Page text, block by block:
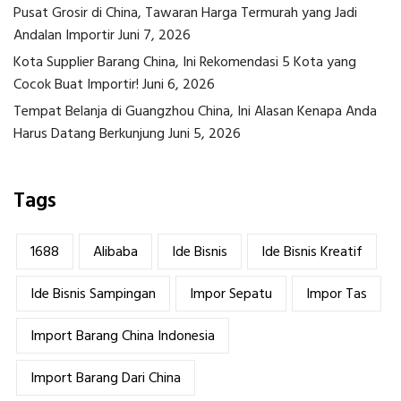
Pusat Grosir di China, Tawaran Harga Termurah yang Jadi
Andalan ImportirJuni 7, 2026
Kota Supplier Barang China, Ini Rekomendasi 5 Kota yang
Cocok Buat Importir!Juni 6, 2026
Tempat Belanja di Guangzhou China, Ini Alasan Kenapa Anda
Harus Datang BerkunjungJuni 5, 2026
Tags
1688 Alibaba Ide Bisnis
Ide Bisnis Kreatif
Ide Bisnis Sampingan
Impor Sepatu
Impor Tas
Import Barang China Indonesia
Import Barang Dari China